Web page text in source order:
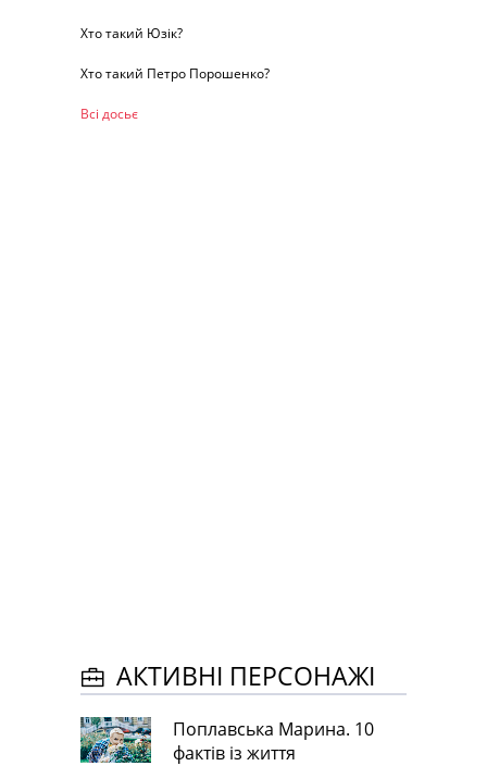
Хто такий Юзік?
Хто такий Петро Порошенко?
Всі досьє
АКТИВНІ ПЕРСОНАЖІ
Поплавська Марина. 10
фактів із життя